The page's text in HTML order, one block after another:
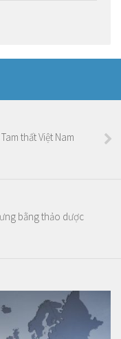
thất Việt Nam
bằng thảo dược